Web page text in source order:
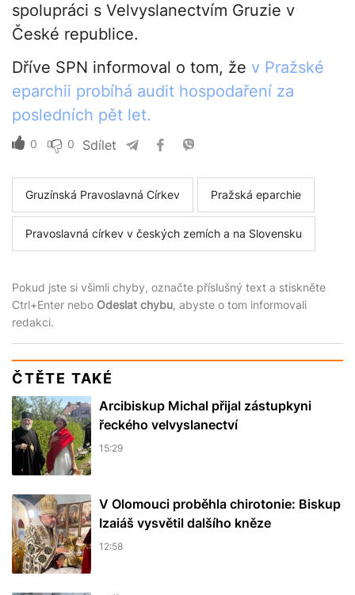
spolupráci s Velvyslanectvím Gruzie v
České republice.
Dříve SPN informoval o tom, že v Pražské
eparchii probíhá audit hospodaření za
posledních pět let.
0 0 Sdílet
Gruzínská Pravoslavná Církev Pražská eparchie
Pravoslavná církev v českých zemích a na Slovensku
Pokud jste si všimli chyby, označte příslušný text a stiskněte
Ctrl+Enter nebo Odeslat chybu, abyste o tom informovali
redakci.
ČTĚTE TAKÉ
Arcibiskup Michal přijal zástupkyni
řeckého velvyslanectví
15:29
V Olomouci proběhla chirotonie: Biskup
Izaiáš vysvětil dalšího kněze
12:58